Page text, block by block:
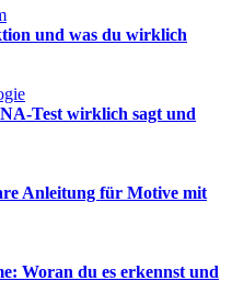
und was du wirklich
Test wirklich sagt und
Anleitung für Motive mit
Woran du es erkennst und